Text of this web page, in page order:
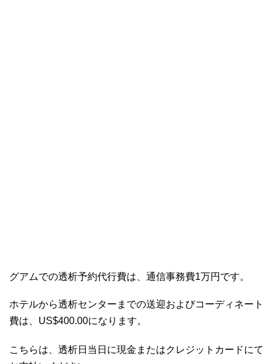
グアムでの透析予約代行費は、通信事務費1万円です。
ホテルから透析センターまでの送迎およびコーディネート
費は、US$400.00になります。
こちらは、透析日当日に現金またはクレジットカードにて